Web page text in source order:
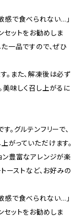
感で食べられない…」
セットをお勧めしま
一品ですので、ぜひ
。また、解凍後は必ず
美味しく召し上がるに
。グルテンフリーで、
がっていただけます。
ン豊富なアレンジが楽
トーストなど、お好みの
感で食べられない…」
セットをお勧めしま